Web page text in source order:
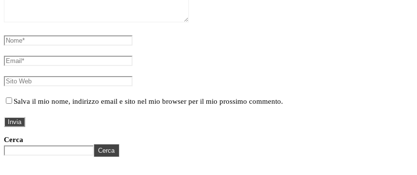
Salva il mio nome, indirizzo email e sito nel mio browser per il mio prossimo commento.
Cerca
Cerca